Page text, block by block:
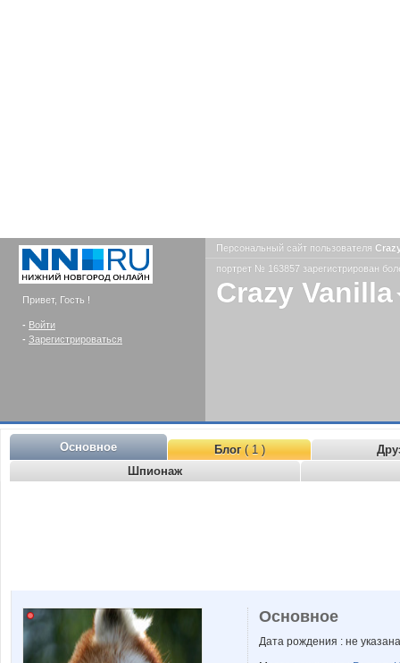
Привет, Гость !
- Войти
- Зарегистрироваться
Персональный сайт пользователя
портрет № 163857 зарегистрирован
Crazy Vanilla
Основное Блог( 1 )
Шпионаж
Основное
Дата рождения : не указана